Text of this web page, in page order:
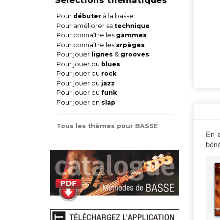
Pour débuter à la basse
Pour améliorer sa technique
Pour connaître les gammes
Pour connaître les arpèges
Pour jouer lignes & grooves
Pour jouer du blues
Pour jouer du rock
Pour jouer du jazz
Pour jouer du funk
Pour jouer en slap
Tous les thèmes pour BASSE
En